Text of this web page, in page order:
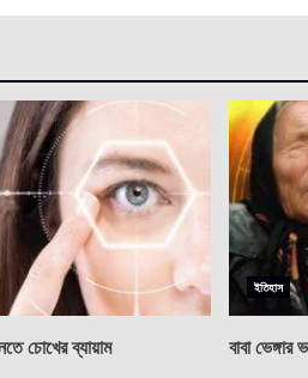
চোখের ব্যায়াম
ইতিহাস
বাবা